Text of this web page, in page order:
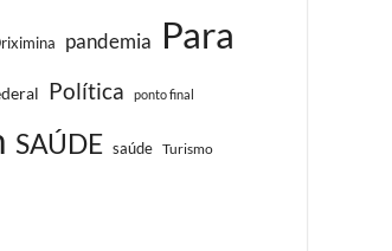
pandemia Para
Política ponto final
SAÚDE saúde Turismo